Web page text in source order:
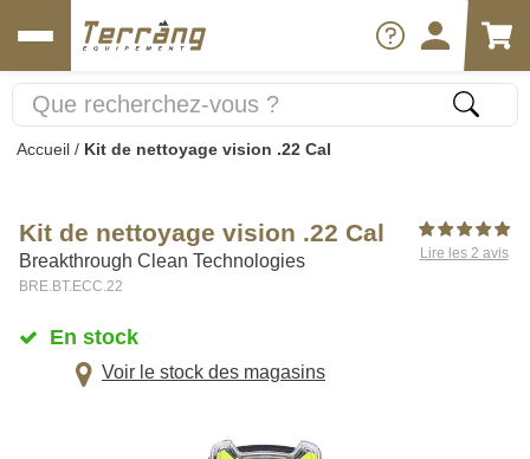
Accueil / Kit de nettoyage vision .22 Cal
Kit de nettoyage vision .22 Cal
Breakthrough Clean Technologies
BRE.BT.ECC.22
Lire les 2 avis
En stock
Voir le stock des magasins